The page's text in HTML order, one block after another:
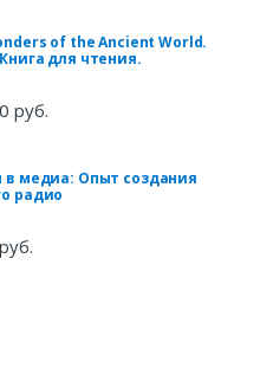
of the Ancient World.
для чтения.
руб.
в медиа: Опыт создания
радио